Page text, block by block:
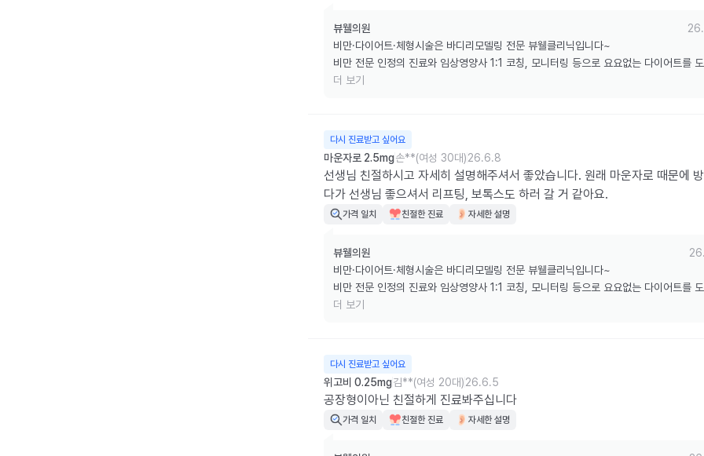
뷰웰의원
비만·다이어트·체형시술은 바디리모델링 전문 뷰웰클리닉입니다~
비만 전문 인정의 진료와 임상영양사 1:1 코칭, 모니터링 등으로 요요없는 다이어트를
리겠습니다.
더 보기
다시 진료받고 싶어요
마운자로 2.5mg손**(여성 30대)26.6.8
선생님 친절하시고 자세히 설명해주셔서 좋았습니다. 원래 마운자로 때문에
다가 선생님 좋으셔서 리프팅, 보톡스도 하러 갈 거 같아요.
가격 일치 친절한 진료 자세한 설명
뷰웰의원
비만·다이어트·체형시술은 바디리모델링 전문 뷰웰클리닉입니다~
비만 전문 인정의 진료와 임상영양사 1:1 코칭, 모니터링 등으로 요요없는 다이어트를
리겠습니다.
더 보기
다시 진료받고 싶어요
위고비 0.25mg김**(여성 20대)26.6.5
공장형이아닌 친절하게 진료봐주십니다
가격 일치 친절한 진료 자세한 설명